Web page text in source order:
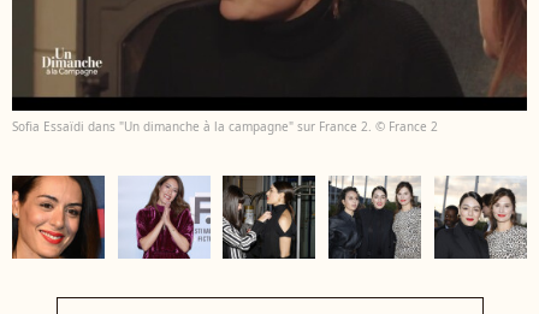
Sofia Essaïdi dans "Un dimanche à la campagne" sur France 2. © France 2